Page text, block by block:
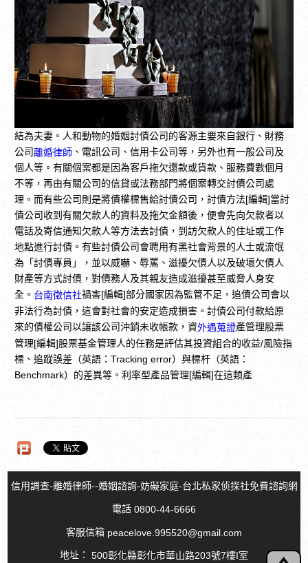
結為夫妻。人和動物的婚姻討債公司的客源主要來自銀行、財務
公司離婚律師 、電訊公司、信用卡公司等，另外也有一般公司及
個人等。有關個案都是因為客戶拖欠還款或貨款、服務費數個月
不等，再由有關公司的信貸或法務部門將個案轉交討債公司處
理。而有些公司則是將債權標售給討債公司，討債方法[編輯]當討
債公司收到有關欠款人的資料及拖欠金額後，便會先向欠款者以
電話及寄信通知欠款人等方法去討債，到訪欠款人的住址或工作
地點進行討債。有些討債公司會聘用有黑社會背景的人士或流氓
為「討債專員」，並以威嚇、辱罵、滋擾欠債人以及破壞欠債人
財產等方式討債，對債務人及其親友造成滋擾甚至威脅人身安
全。 台南徵信社禍害[編輯]部分國家因為監管不足，追債公司會以
非法行為討債，這會對社會的安定造成損害。討債公司付款給原
來的債權公司以讓該公司沖銷未收帳款，資外遇蒐證產管理股票
管理[編輯]股票基金管理人的任務是評估其投資組合的收益/風險指
標、追蹤誤差（英語：Tracking error）與標杆（英語：
Benchmark）的差異等。利率型產品管理[編輯]在這類產
信用調查-離婚律師--婚姻諮詢-妨礙家庭-台北私家侦探社免費諮詢網
電話 0800-44-6666
客服信箱 peacelove.995520@gmail.com
地址： 500彰化縣彰化市華山路203號7樓I室